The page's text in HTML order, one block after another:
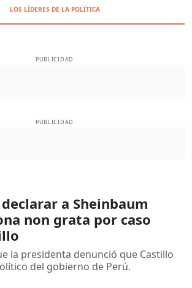
LOS LÍDERES DE LA POLÍTICA
PUBLICIDAD
PUBLICIDAD
a Sheinbaum
non grata por caso
la presidenta denunció que Castillo
del gobierno de Perú.